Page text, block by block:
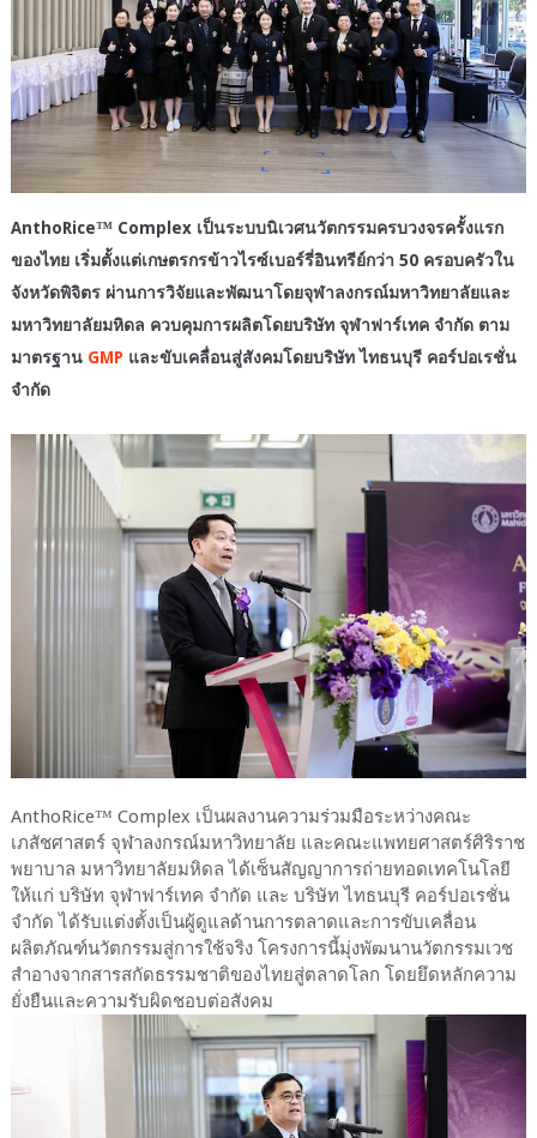
AnthoRice™ Complex เป็นระบบนิเวศนวัตกรรมครบวงจรครั้งแรก
ของไทย เริ่มตั้งแต่เกษตรกรข้าวไรซ์เบอร์รี่อินทรีย์กว่า 50 ครอบครัวใน
จังหวัดพิจิตร ผ่านการวิจัยและพัฒนาโดยจุฬาลงกรณ์มหาวิทยาลัยและ
มหาวิทยาลัยมหิดล ควบคุมการผลิตโดยบริษัท จุฬาฟาร์เทค จำกัด ตาม
มาตรฐาน GMP และขับเคลื่อนสู่สังคมโดยบริษัท ไทธนบุรี คอร์ปอเรชั่น
จำกัด
AnthoRice™ Complex เป็นผลงานความร่วมมือระหว่างคณะ
เภสัชศาสตร์ จุฬาลงกรณ์มหาวิทยาลัย และคณะแพทยศาสตร์ศิริราช
พยาบาล มหาวิทยาลัยมหิดล ได้เซ็นสัญญาการถ่ายทอดเทคโนโลยี
ให้แก่ บริษัท จุฬาฟาร์เทค จำกัด และ บริษัท ไทธนบุรี คอร์ปอเรชั่น
จำกัด ได้รับแต่งตั้งเป็นผู้ดูแลด้านการตลาดและการขับเคลื่อน
ผลิตภัณฑ์นวัตกรรมสู่การใช้จริง โครงการนี้มุ่งพัฒนานวัตกรรมเวช
สำอางจากสารสกัดธรรมชาติของไทยสู่ตลาดโลก โดยยึดหลักความ
ยั่งยืนและความรับผิดชอบต่อสังคม